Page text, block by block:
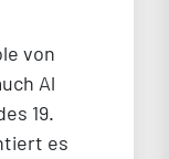
von
Al
19.
es